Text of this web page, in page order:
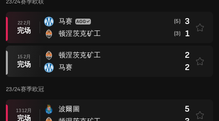
23/24赛季欧联
22 2月
完场
马赛
顿涅茨克矿工
(5) 3
(3) 1
15 2月
完场
顿涅茨克矿工
马赛
2
2
23/24赛季欧冠
13 12月
完场
波爾圖
5